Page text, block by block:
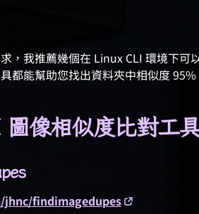
，我推薦幾個在 Linux CLI 環境下可
都能幫助您找出資料夾中相似度 95%
像相似度比對工
findimagedupes